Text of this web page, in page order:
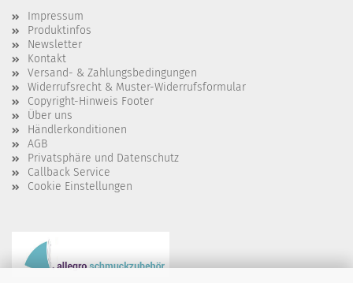
Impressum
Produktinfos
Newsletter
Kontakt
Versand- & Zahlungsbedingungen
Widerrufsrecht & Muster-Widerrufsformular
Copyright-Hinweis Footer
Über uns
Händlerkonditionen
AGB
Privatsphäre und Datenschutz
Callback Service
Cookie Einstellungen